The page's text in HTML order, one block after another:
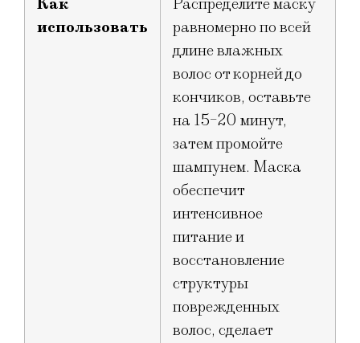
Как
использовать
Распределите маску
равномерно по всей
длине влажных
волос от корней до
кончиков, оставьте
на 15-20 минут,
затем промойте
шампунем. Маска
обеспечит
интенсивное
питание и
восстановление
структуры
поврежденных
волос, сделает